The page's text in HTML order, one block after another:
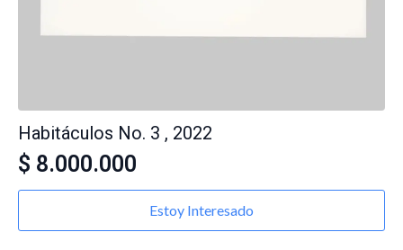
Habitáculos No. 3 , 2022
$ 8.000.000
Estoy Interesado